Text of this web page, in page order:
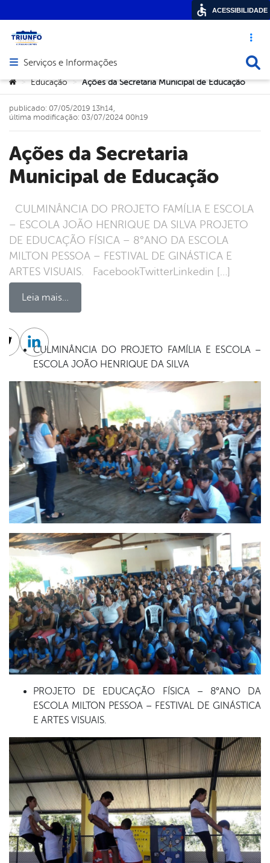
Acesso
Abrir menu principal de navegação
Serviços e Informações
Você está aqui:
> Educação > Ações da Secretaria Municipal de Educação
Ações da Secretaria
Municipal de Educação
CULMINÂNCIA DO PROJETO FAMÍLIA E ESCOLA
– ESCOLA JOÃO HENRIQUE DA SILVA PROJETO
DE EDUCAÇÃO FÍSICA – 8°ANO DA ESCOLA
MILTON PESSOA – FESTIVAL DE GINÁSTICA E
ARTES VISUAIS. FacebookTwitterLinkedin […]
Leia mais…
publicado: 07/05/2019 13h14,
última modificação: 03/07/2024 00h19
CULMINÂNCIA DO PROJETO FAMÍLIA E ESCOLA –
ESCOLA JOÃO HENRIQUE DA SILVA
PROJETO DE EDUCAÇÃO FÍSICA – 8°ANO DA
ESCOLA MILTON PESSOA – FESTIVAL DE GINÁSTICA
E ARTES VISUAIS.
Twitter
Linkedin
ACESSIBILIDADE